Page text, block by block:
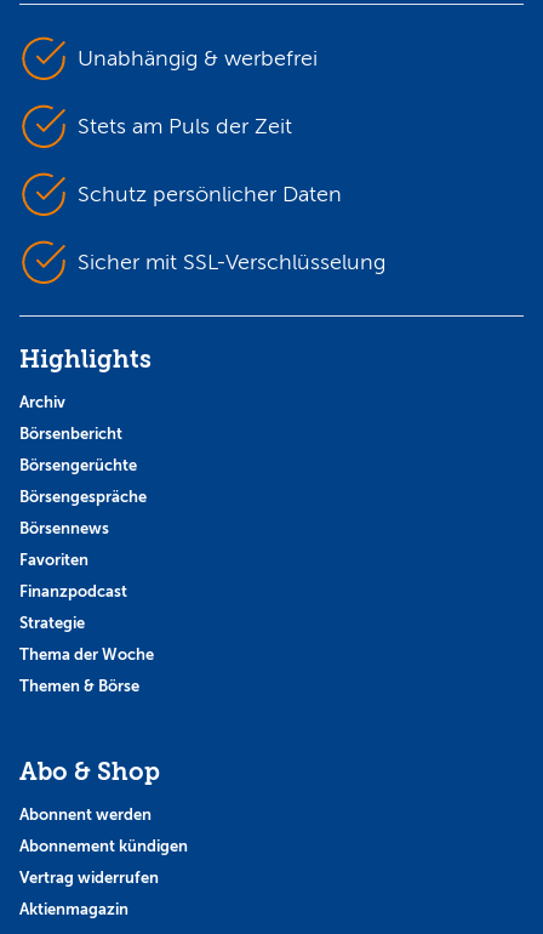
Unabhängig & werbefrei
Stets am Puls der Zeit
Schutz persönlicher Daten
Sicher mit SSL-Verschlüsselung
Highlights
Archiv
Börsenbericht
Börsengerüchte
Börsengespräche
Börsennews
Favoriten
Finanzpodcast
Strategie
Thema der Woche
Themen & Börse
Abo & Shop
Abonnent werden
Abonnement kündigen
Vertrag widerrufen
Aktienmagazin